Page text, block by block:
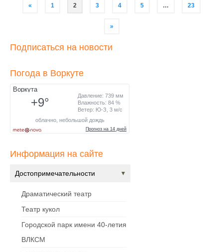
Навигация
« 1 2 3 4 5 … 23
»
Подписаться на новости
Погода в Воркуте
Информация на сайте
Достопримечательности
Драматический театр
Театр кукол
Городской парк имени 40-летия
ВЛКСМ